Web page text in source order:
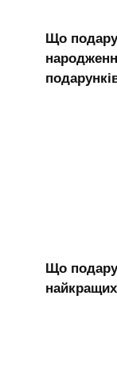
Що
Що